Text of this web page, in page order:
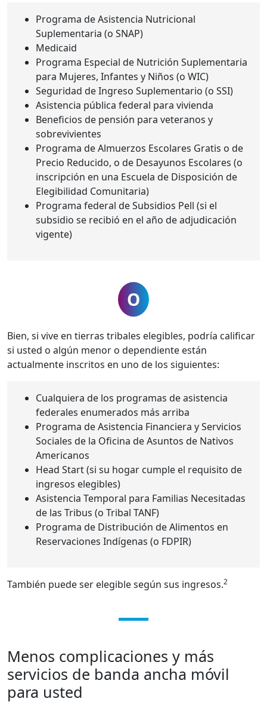
Programa de Asistencia Nutricional
Suplementaria (o SNAP)
Medicaid
Programa Especial de Nutrición Suplementaria
para Mujeres, Infantes y Niños (o WIC)
Seguridad de Ingreso Suplementario (o SSI)
Asistencia pública federal para vivienda
Beneficios de pensión para veteranos y
sobrevivientes
Programa de Almuerzos Escolares Gratis o de
Precio Reducido, o de Desayunos Escolares (o
inscripción en una Escuela de Disposición de
Elegibilidad Comunitaria)
Programa federal de Subsidios Pell (si el
subsidio se recibió en el año de adjudicación
vigente)
O
Bien, si vive en tierras tribales elegibles, podría calificar
si usted o algún menor o dependiente están
actualmente inscritos en uno de los siguientes:
Cualquiera de los programas de asistencia
federales enumerados más arriba
Programa de Asistencia Financiera y Servicios
Sociales de la Oficina de Asuntos de Nativos
Americanos
Head Start (si su hogar cumple el requisito de
ingresos elegibles)
Asistencia Temporal para Familias Necesitadas
de las Tribus (o Tribal TANF)
Programa de Distribución de Alimentos en
Reservaciones Indígenas (o FDPIR)
También puede ser elegible según sus ingresos.2
Menos complicaciones y más
servicios de banda ancha móvil
para usted